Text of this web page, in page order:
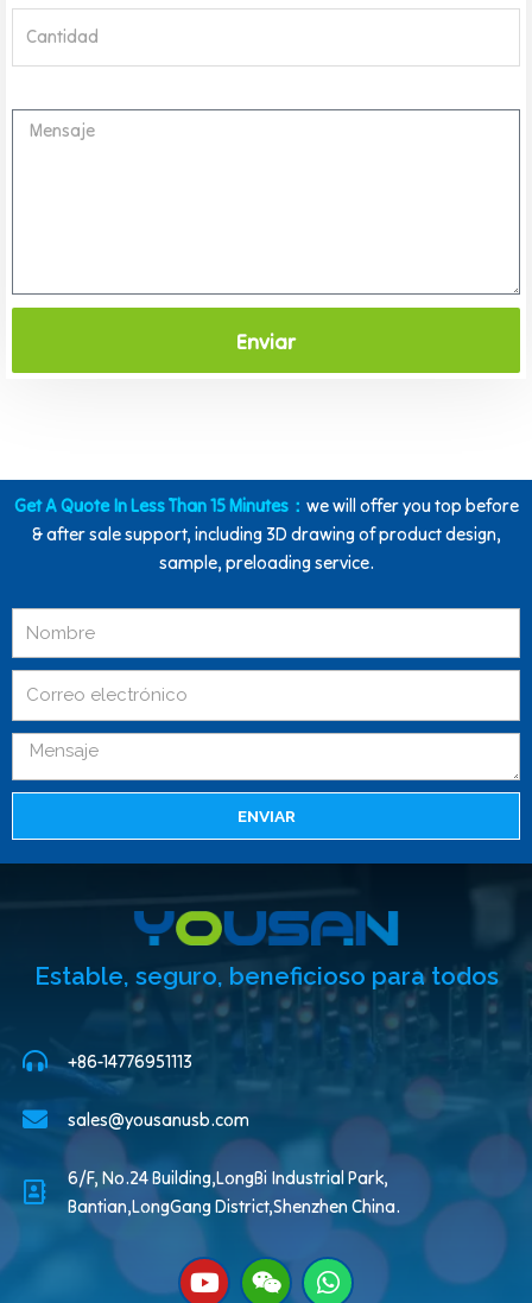
Enviar
Get A Quote In Less Than 15 Minutes： we will offer you top before
& after sale support, including 3D drawing of product design,
sample, preloading service.
ENVIAR
Estable, seguro, beneficioso para todos
+86-14776951113
sales@yousanusb.com
6/F, No.24 Building,LongBi Industrial Park,
Bantian,LongGang District,Shenzhen China.